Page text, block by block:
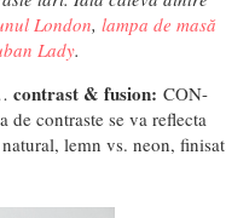
London, lampa de masă
Lady.
contrast & fusion: CON-
contraste se va reflecta
lemn vs. neon, finisat